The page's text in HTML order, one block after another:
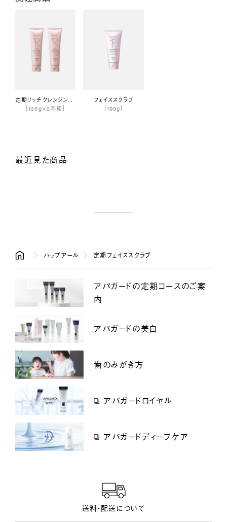
［120g×2本組］
フェイススクラブ
［100g］
最近見た商品
ハップアール 定期フェイススクラブ
アパガードの定期コースのご案
内
アパガードの美白
歯のみがき方
アパガードロイヤル
アパガードディープケア
送料・配送について